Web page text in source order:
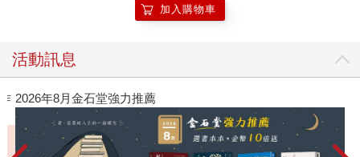
加入購物車
活動訊息
2026年8月金石堂強力推薦